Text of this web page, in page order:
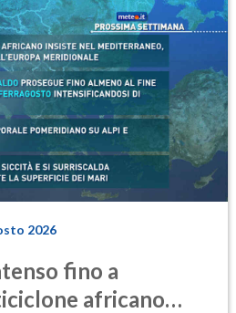
2026
fino a
africano